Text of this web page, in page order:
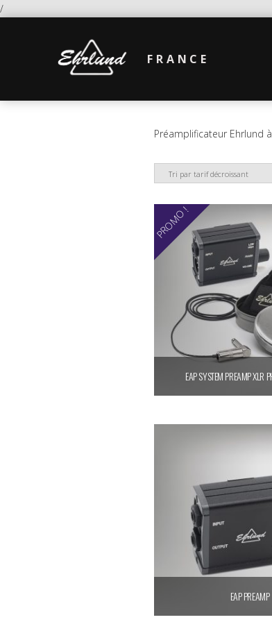
/
FRANCE
Préamplificateur Ehrlund
PROMO !
EAP SYSTEM PREAMP XLR
EAP PREAMP